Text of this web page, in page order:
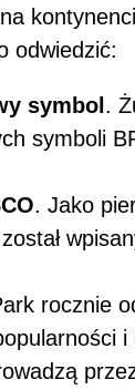
odwiedzić:
symbol .
symboli
. Jako
rocznie